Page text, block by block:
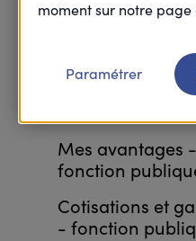
Attestations et
démarches -
Mes avantages -
fonction
Cotisations et
- fonction
moment sur notre
Paramétrer